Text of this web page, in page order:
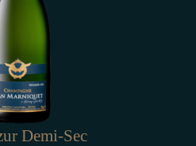
Demi-Sec